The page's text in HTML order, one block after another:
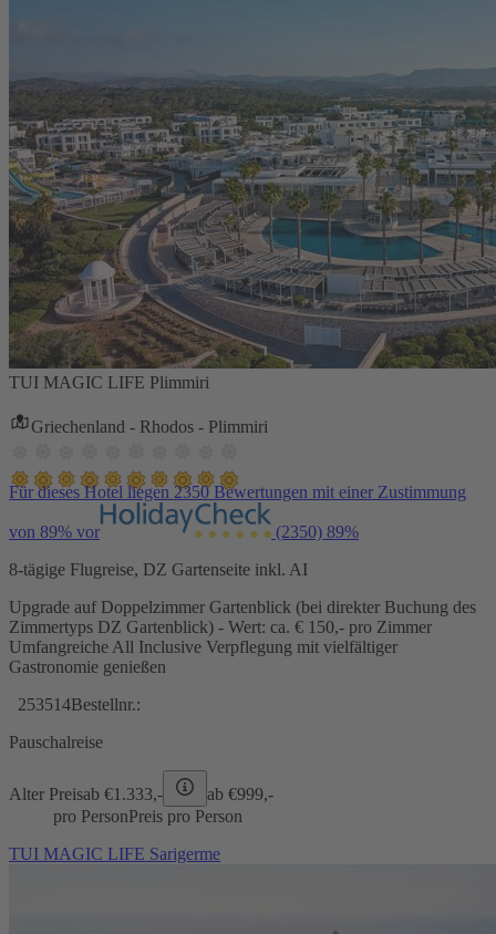
TUI MAGIC LIFE Plimmiri
Griechenland - Rhodos - Plimmiri
Für dieses Hotel liegen 2350 Bewertungen mit einer Zustimmung
von 89% vor (2350) 89%
8-tägige Flugreise, DZ Gartenseite inkl. AI
Upgrade auf Doppelzimmer Gartenblick (bei direkter Buchung des
Zimmertyps DZ Gartenblick) - Wert: ca. € 150,- pro Zimmer
Umfangreiche All Inclusive Verpflegung mit vielfältiger
Gastronomie genießen
253514Bestellnr.:
Pauschalreise
Alter Preisab €1.333,- ab €999,-
pro PersonPreis pro Person
TUI MAGIC LIFE Sarigerme